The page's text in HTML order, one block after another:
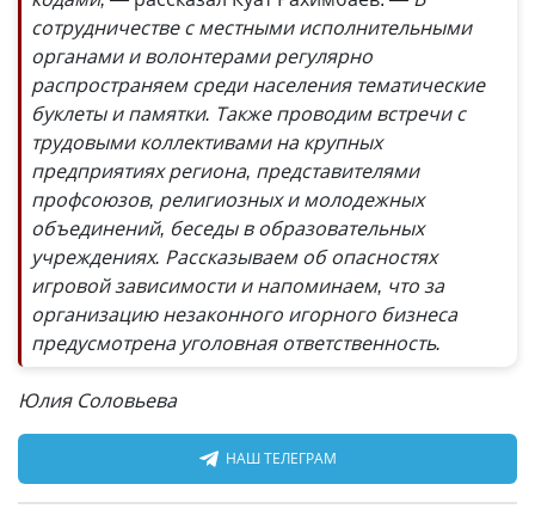
сотрудничестве с местными исполнительными
органами и волонтерами регулярно
распространяем среди населения тематические
буклеты и памятки. Также проводим встречи с
трудовыми коллективами на крупных
предприятиях региона, представителями
профсоюзов, религиозных и молодежных
объединений, беседы в образовательных
учреждениях. Рассказываем об опасностях
игровой зависимости и напоминаем, что за
организацию незаконного игорного бизнеса
предусмотрена уголовная ответственность.
Юлия Соловьева
НАШ ТЕЛЕГРАМ